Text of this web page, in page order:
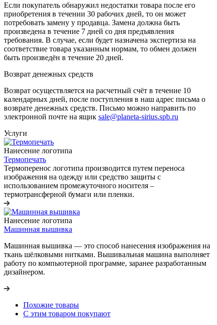
Если покупатель обнаружил недостатки товара после его
приобретения в течении 30 рабочих дней, то он может
потребовать замену у продавца. Замена должна быть
произведена в течение 7 дней со дня предъявления
требования. В случае, если будет назначена экспертиза на
соответствие товара указанным нормам, то обмен должен
быть произведён в течение 20 дней.
Возврат денежных средств
Возврат осуществляется на расчетный счёт в течение 10
календарных дней, после поступления в наш адрес письма о
возврате денежных средств. Письмо можно направить по
электронной почте на ящик sale@planeta-sirius.spb.ru
Услуги
Нанесение логотипа
Термопечать
Термоперенос логотипа производится путем переноса
изображения на одежду или средство защиты с
использованием промежуточного носителя –
термотрансферной бумаги или пленки.
Нанесение логотипа
Машинная вышивка
Машинная вышивка — это способ нанесения изображения на
ткань шёлковыми нитками. Вышивальная машина выполняет
работу по компьютерной программе, заранее разработанным
дизайнером.
Похожие товары
С этим товаром покупают